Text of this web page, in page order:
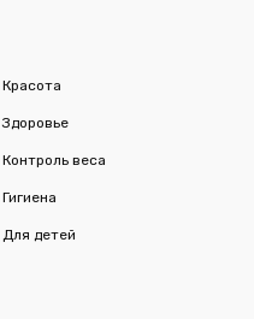
Красота
Здоровье
Контроль веса
Гигиена
Для детей